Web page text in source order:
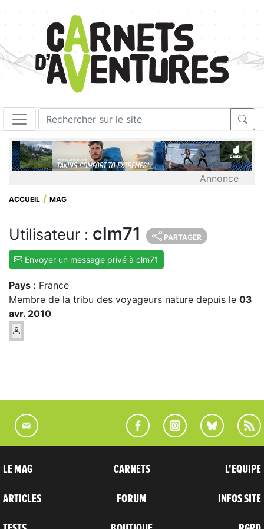
Annonce
ACCUEIL MAG
Utilisateur : clm71 PARTAGER
Envoyer un message privé à clm71
Pays : France
Membre de la tribu des voyageurs nature depuis le 03
avr. 2010
LE MAG
ARTICLES
CARNETS
FORUM
L'EQUIPE
INFOS SITE